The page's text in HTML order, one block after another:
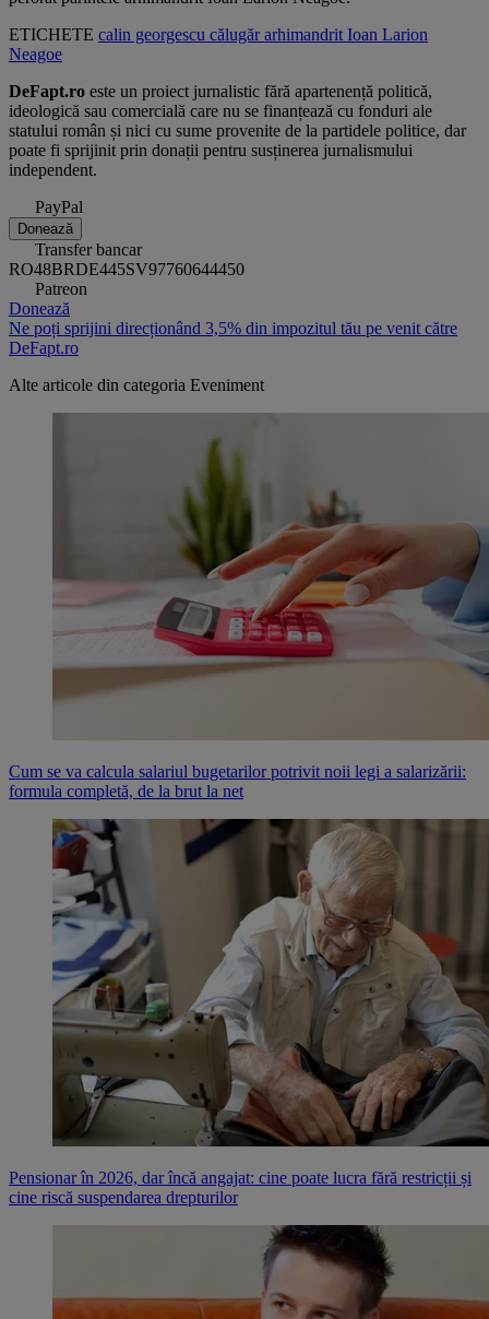
ETICHETE calin georgescu călugărarhimandrit Ioan Larion
Neagoe
DeFapt.ro este un proiect jurnalistic fără apartenență politică,
ideologică sau comercială care nu se finanțează cu fonduri ale
statului român și nici cu sume provenite de la partidele politice, dar
poate fi sprijinit prin donații pentru susținerea jurnalismului
independent.
PayPal
Donează
Transfer bancar
RO48BRDE445SV97760644450
Patreon
Donează
Ne poți sprijini direcționând 3,5% din impozitul tău pe venit către
DeFapt.ro
Alte articole din categoria Eveniment
Cum se va calcula salariul bugetarilor potrivit noii legi a salarizării:
formula completă, de la brut la net
Pensionar în 2026, dar încă angajat: cine poate lucra fără restricții și
cine riscă suspendarea drepturilor